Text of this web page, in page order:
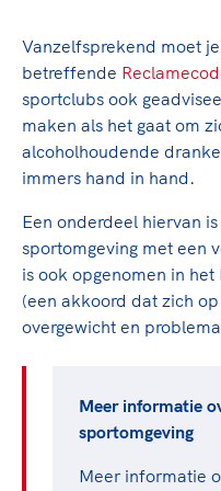
Sportonderzoek
Sportakkoord II
Game Changer
TeamNL kids
Olympische
Nieuwspagina
Columns
Sport gaat niet
Diversiteit en inclusie
Gezonde
Duurzaamheid
Bekwaam sportkader
Vitale clubs en
Sportmatch
Clubacties
Handboek Wet- en
High5 Stappenplan
Kennisaanbod
TeamNL Sport Science
Paralympische Spelen
Europese Spelen
Topsportbeleid
Maatschappelijke
Top
Vanzelfsprekend moet
betreffende
sportclubs ook
maken als het gaat om
alcoholhoudende
immers hand in hand.
Een onderdeel hiervan
sportomgeving met een
is ook opgenomen in
(een akkoord dat zich
overgewicht en
Meer informatie
sportomgeving
Meer informatie